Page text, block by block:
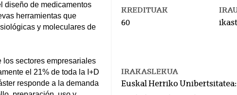
diseño de medicamentos
herramientas que
y moleculares de
los sectores empresariales
el 21% de toda la I+D
responde a la demanda
KREDITUAK
60
IRAKASLEKUA
Euskal Herriko